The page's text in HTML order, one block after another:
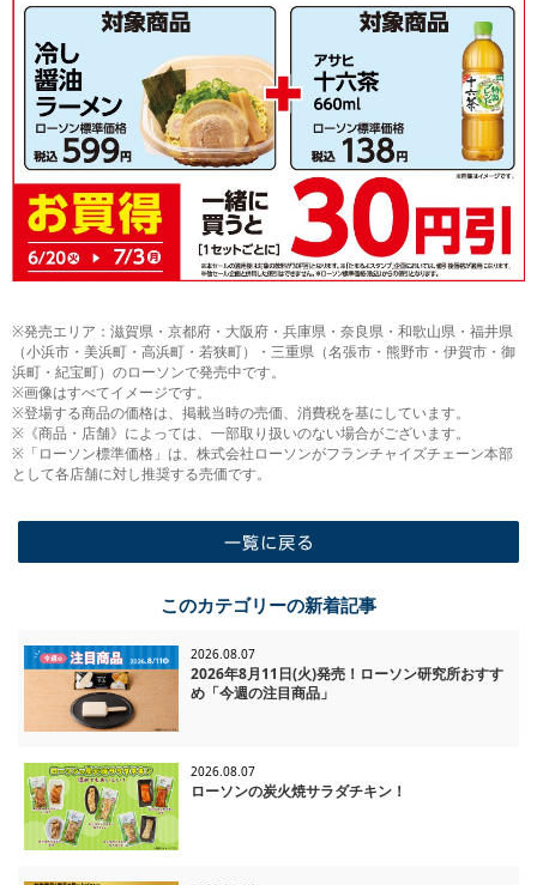
※発売エリア：滋賀県・京都府・大阪府・兵庫県・奈良県・和歌山県・福井県
（小浜市・美浜町・高浜町・若狭町）・三重県（名張市・熊野市・伊賀市・御
浜町・紀宝町）のローソンで発売中です。
※画像はすべてイメージです。
※登場する商品の価格は、掲載当時の売価、消費税を基にしています。
※《商品・店舗》によっては、一部取り扱いのない場合がございます。
※「ローソン標準価格」は、株式会社ローソンがフランチャイズチェーン本部
として各店舗に対し推奨する売価です。
このカテゴリーの新着記事
2026.08.07
2026年8月11日(火)発売！ローソン研究所おすす
め「今週の注目商品」
2026.08.07
ローソンの炭火焼サラダチキン！